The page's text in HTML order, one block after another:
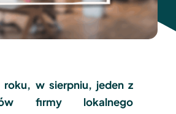
Roku
roku, w sierpniu, jeden z
firmy lokalnego